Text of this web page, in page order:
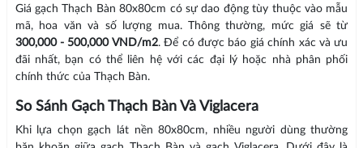
Giá gạch Thạch Bàn 80x80cm có sự dao động tùy thuộc vào mẫu
mã, hoa văn và số lượng mua. Thông thường, mức giá sẽ từ
300,000 - 500,000 VND/m2. Để có được báo giá chính xác và ưu
đãi nhất, bạn có thể liên hệ với các đại lý hoặc nhà phân phối
chính thức của Thạch Bàn.
So Sánh Gạch Thạch Bàn Và Viglacera
Khi lựa chọn gạch lát nền 80x80cm, nhiều người dùng thường